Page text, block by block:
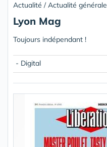
Actualité / Actualité générale
Lyon Mag
Toujours indépendant !
- Digital